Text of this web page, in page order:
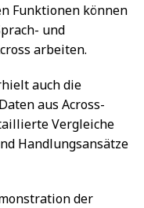
Funktionen können
und
arbeiten.
auch die
aus Across-
Vergleiche
Handlungsansätze
der